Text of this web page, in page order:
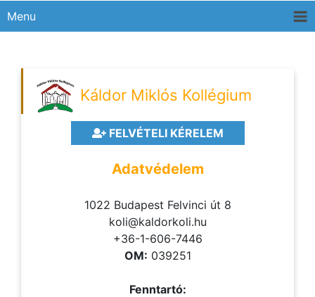
Menu
Káldor Miklós Kollégium
FELVÉTELI KÉRELEM
Adatvédelem
1022 Budapest Felvinci út 8
koli@kaldorkoli.hu
+36-1-606-7446
OM: 039251
Fenntartó: